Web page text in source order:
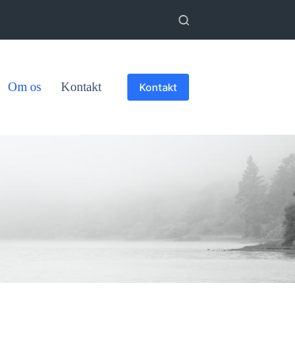
Om os Kontakt Kontakt